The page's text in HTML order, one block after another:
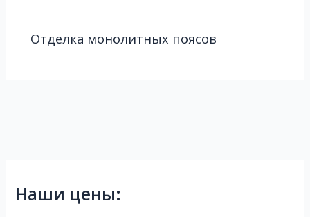
Отделка монолитных поясов
Наши цены: